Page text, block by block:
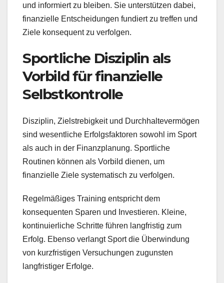
und informiert zu bleiben. Sie unterstützen dabei,
finanzielle Entscheidungen fundiert zu treffen und
Ziele konsequent zu verfolgen.
Sportliche Disziplin als
Vorbild für finanzielle
Selbstkontrolle
Disziplin, Zielstrebigkeit und Durchhaltevermögen
sind wesentliche Erfolgsfaktoren sowohl im Sport
als auch in der Finanzplanung. Sportliche
Routinen können als Vorbild dienen, um
finanzielle Ziele systematisch zu verfolgen.
Regelmäßiges Training entspricht dem
konsequenten Sparen und Investieren. Kleine,
kontinuierliche Schritte führen langfristig zum
Erfolg. Ebenso verlangt Sport die Überwindung
von kurzfristigen Versuchungen zugunsten
langfristiger Erfolge.